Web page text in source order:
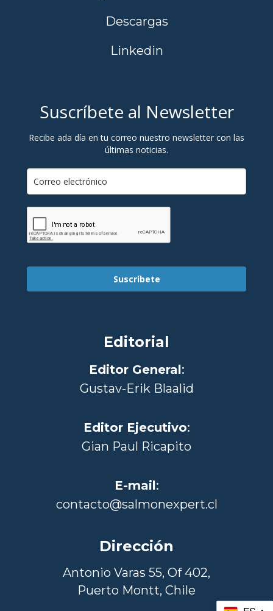
Descargas
Linkedin
Suscríbete al Newsletter
Recibe ada día en tu correo nuestro newsletter con las
últimas noticias.
Suscríbete
Editorial
Editor General :
Gustav-Erik Blaalid
Editor Ejecutivo:
Gian Paul Ricapito
E-mail :
contacto@salmonexpert.cl
Dirección
Antonio Varas 55, Of 402,
Puerto Montt, Chile